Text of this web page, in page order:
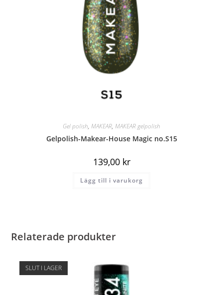
Gel polish, MAKEAR, MAKEAR gelpolish
Gelpolish-Makear-House Magic no.S15
139,00 kr
Lägg till i varukorg
Relaterade produkter
SLUT I LAGER